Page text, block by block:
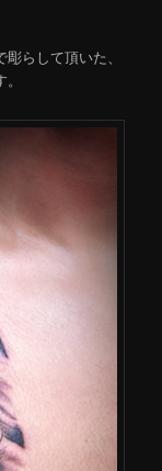
らして頂いた、